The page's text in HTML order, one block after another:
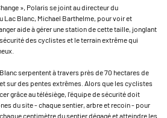
», Polaris se joint au directeur du
Lac Blanc, Michael Barthelme, pour voir et
aide à gérer une station de cette taille, jonglant
des cyclistes et le terrain extrême qui
serpentent à travers près de 70 hectares de
sur des pentes extrêmes. Alors que les cyclistes
grâce au télésiège, l'équipe de sécurité doit
du site - chaque sentier, arbre et recoin - pour
centimètre du sentier dégagé et atteindre les